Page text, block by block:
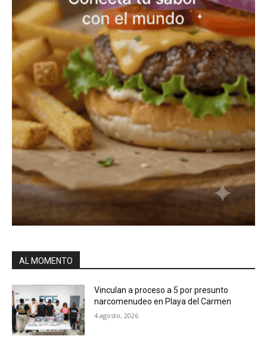
AL MOMENTO
Vinculan a proceso a 5 por presunto
narcomenudeo en Playa del Carmen
4 agosto, 2026